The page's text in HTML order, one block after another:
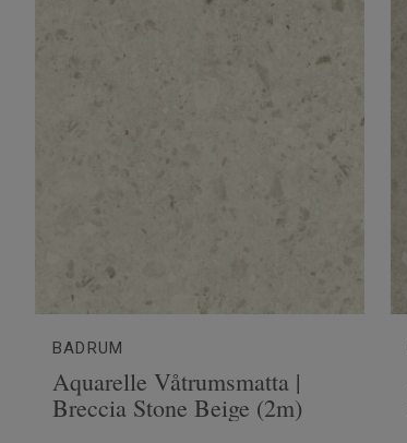
BADRUM
Aquarelle Våtrumsmatta |
Breccia Stone Beige (2m)